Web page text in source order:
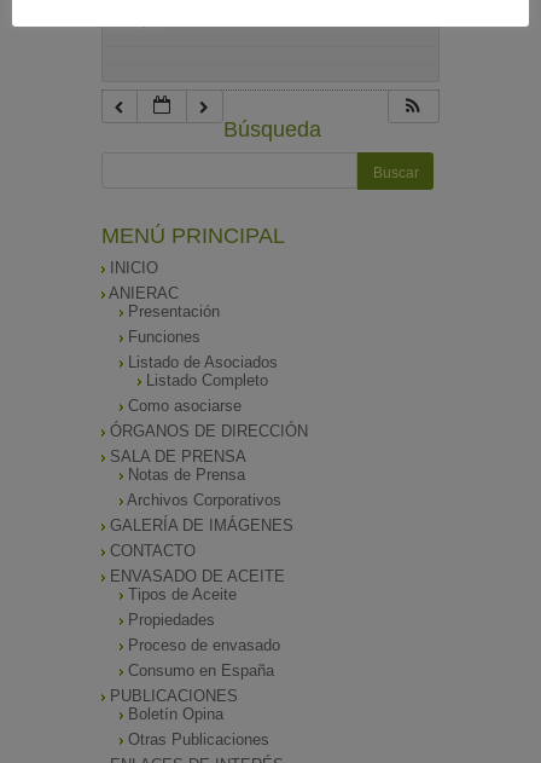
Búsqueda
MENÚ PRINCIPAL
INICIO
ANIERAC
Presentación
Funciones
Listado de Asociados
Listado Completo
Como asociarse
ÓRGANOS DE DIRECCIÓN
SALA DE PRENSA
Notas de Prensa
Archivos Corporativos
GALERÍA DE IMÁGENES
CONTACTO
ENVASADO DE ACEITE
Tipos de Aceite
Propiedades
Proceso de envasado
Consumo en España
PUBLICACIONES
Boletín Opina
Otras Publicaciones